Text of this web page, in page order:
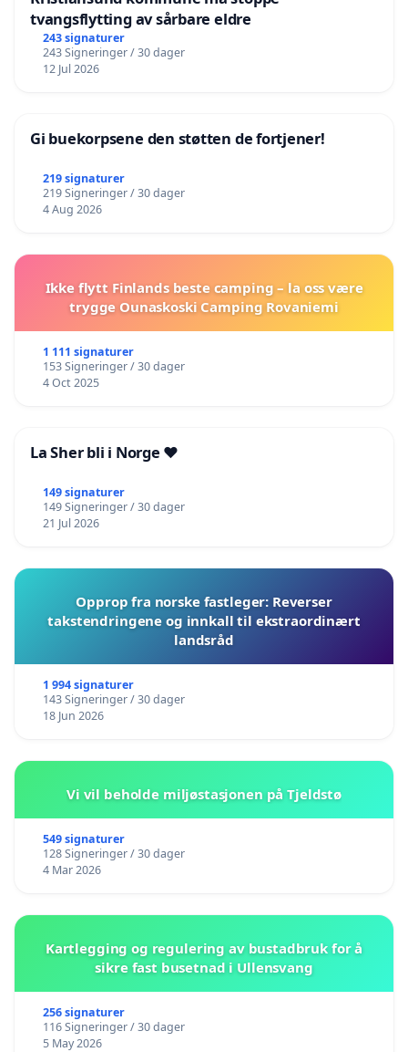
tvangsflytting av sårbare eldre
243 signaturer
243 Signeringer / 30 dager
12 Jul 2026
Gi buekorpsene den støtten de fortjener!
219 signaturer
219 Signeringer / 30 dager
4 Aug 2026
Ikke flytt Finlands beste camping – la oss være
trygge Ounaskoski Camping Rovaniemi
1 111 signaturer
153 Signeringer / 30 dager
4 Oct 2025
La Sher bli i Norge ❤️
149 signaturer
149 Signeringer / 30 dager
21 Jul 2026
Opprop fra norske fastleger: Reverser
takstendringene og innkall til ekstraordinært
landsråd
1 994 signaturer
143 Signeringer / 30 dager
18 Jun 2026
Vi vil beholde miljøstasjonen på Tjeldstø
549 signaturer
128 Signeringer / 30 dager
4 Mar 2026
Kartlegging og regulering av bustadbruk for å
sikre fast busetnad i Ullensvang
256 signaturer
116 Signeringer / 30 dager
5 May 2026